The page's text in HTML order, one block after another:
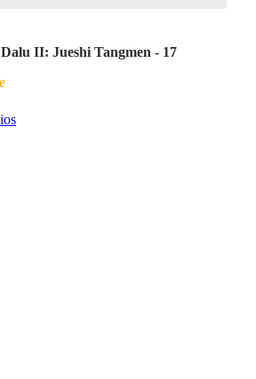
II: Jueshi Tangmen - 17